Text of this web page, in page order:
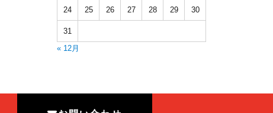
24 25 26 27 28 29 30
31
« 12月